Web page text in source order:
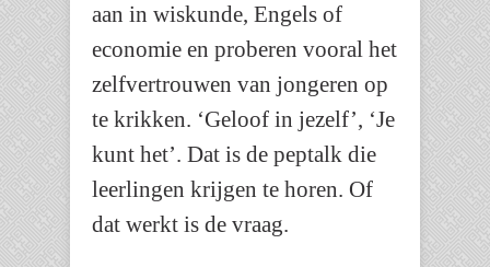
aan in wiskunde, Engels of
economie en proberen vooral het
zelfvertrouwen van jongeren op
te krikken. ‘Geloof in jezelf’, ‘Je
kunt het’. Dat is de peptalk die
leerlingen krijgen te horen. Of
dat werkt is de vraag.